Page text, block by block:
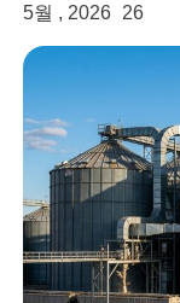
5월 , 2026 26